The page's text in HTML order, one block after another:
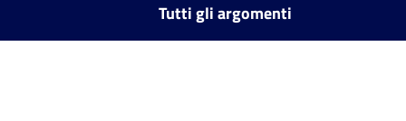
Tutti gli argomenti